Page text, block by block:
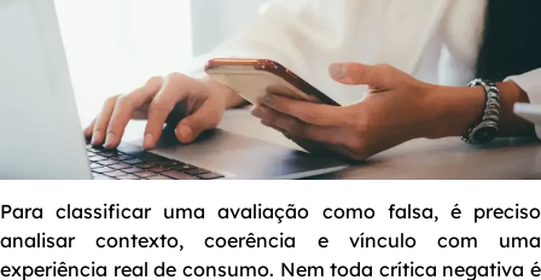
Para classificar uma avaliação como falsa, é preciso
analisar contexto, coerência e vínculo com uma
experiência real de consumo. Nem toda crítica negativa é